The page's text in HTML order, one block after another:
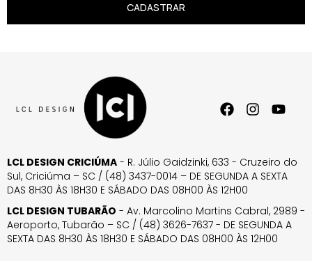
CADASTRAR
LCL DESIGN CRICIÚMA - R. Júlio Gaidzinki, 633 - Cruzeiro do
Sul, Criciúma – SC / (48) 3437-0014 – DE SEGUNDA A SEXTA
DAS 8H30 ÀS 18H30 E SÁBADO DAS 08H00 ÀS 12H00
LCL DESIGN TUBARÃO - Av. Marcolino Martins Cabral, 2989 -
Aeroporto, Tubarão – SC / (48) 3626-7637 - DE SEGUNDA A
SEXTA DAS 8H30 ÀS 18H30 E SÁBADO DAS 08H00 ÀS 12H00